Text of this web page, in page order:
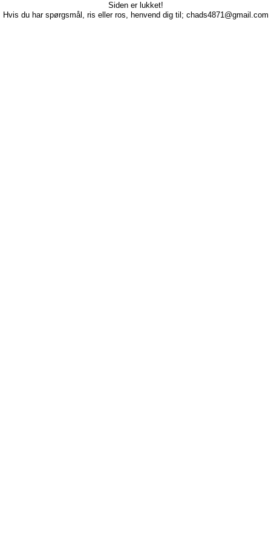
Siden er lukket!
Hvis du har spørgsmål, ris eller ros, henvend dig til; chads4871@gmail.com